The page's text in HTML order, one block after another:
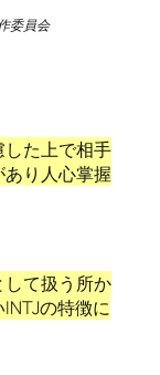
委員会
した上で相手
り人心掌握
して扱う所か
の特徴に